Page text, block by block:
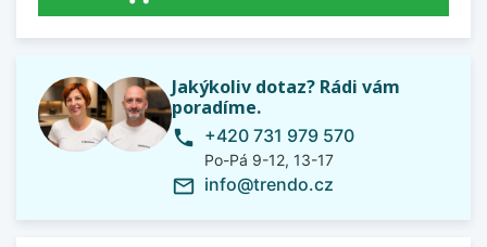
Jakýkoliv dotaz? Rádi vám
poradíme.
phone +420 731 979 570
Po-Pá 9-12, 13-17
mail_outline info@trendo.cz